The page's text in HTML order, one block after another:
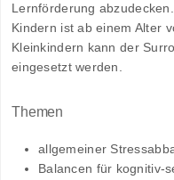
Lernförderung
Kindern ist ab einem Alter
Kleinkindern kann der
eingesetzt werden.
Themen
allgemeiner
Balancen für kognitiv-